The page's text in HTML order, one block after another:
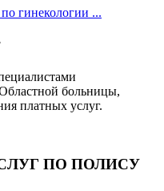
гинекологии ...
больницы,
платных услуг.
ПО ПОЛИСУ